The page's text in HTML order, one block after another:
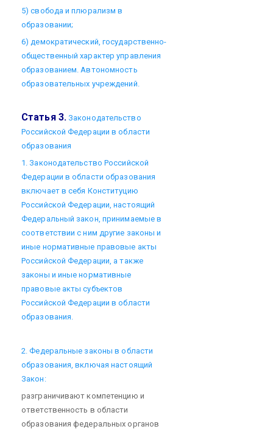
5) свобода и плюрализм в
образовании;
6) демократический, государственно-
общественный характер управления
образованием. Автономность
образовательных учреждений.
Статья 3. Законодательство
Российской Федерации в области
образования
1. Законодательство Российской
Федерации в области образования
включает в себя Конституцию
Российской Федерации, настоящий
Федеральный закон, принимаемые в
соответствии с ним другие законы и
иные нормативные правовые акты
Российской Федерации, а также
законы и иные нормативные
правовые акты субъектов
Российской Федерации в области
образования.
2. Федеральные законы в области
образования, включая настоящий
Закон:
разграничивают компетенцию и
ответственность в области
образования федеральных органов